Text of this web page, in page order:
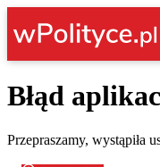
Błąd
Przepraszamy, wystąpiła